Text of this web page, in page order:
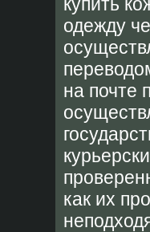
одежду
на почте
как их